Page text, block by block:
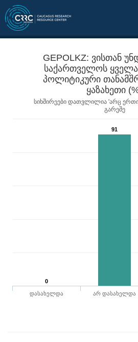
GEPOLKZ: ვისთან
საქართველოს
პოლიტიკური
სიხშირეები დათვლილია 'არც ერთი'
გარეშე
0
91
დასახელდა არ დასახელდა